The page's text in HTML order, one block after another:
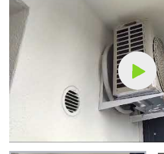
Что не входит в стоимость
Демонтаж сплит-системы
внутреннего блоков)
Работа с вентилируемым
Напольный кронштейн
Монтаж наружного блока
Монтаж наружного блока
Выезд мастера за
города (МСК за МКАД, СПБ
Монтаж на траверсах